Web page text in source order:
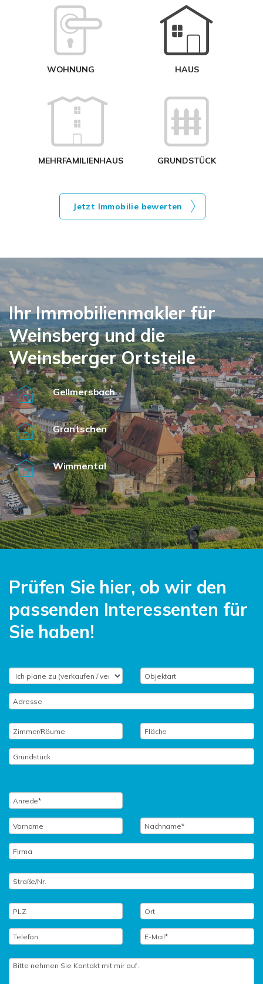
WOHNUNG HAUS
MEHRFAMILIENHAUS GRUNDSTÜCK
Jetzt Immobilie bewerten
Ihr Immobilienmakler für
Weinsberg und die
Weinsberger Ortsteile
Gellmersbach
Grantschen
Wimmental
Prüfen Sie hier, ob wir den
passenden Interessenten für
Sie haben!